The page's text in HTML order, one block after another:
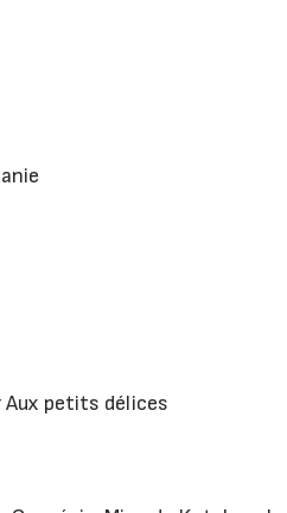
Aux petits délices